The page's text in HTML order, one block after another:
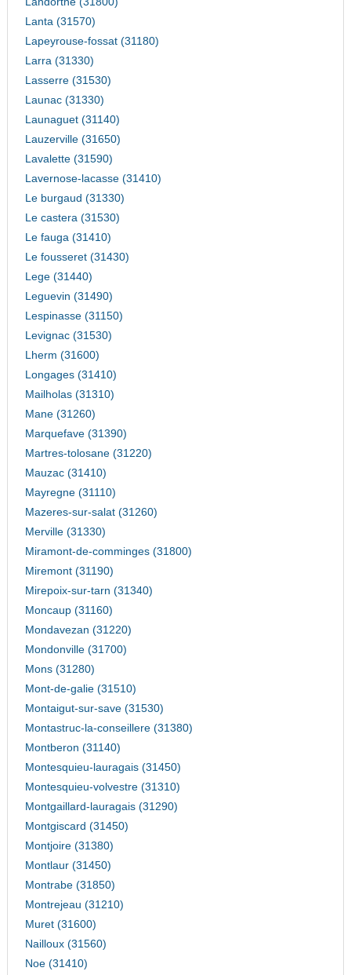
Lanta (31570)
Lapeyrouse-fossat (31180)
Larra (31330)
Lasserre (31530)
Launac (31330)
Launaguet (31140)
Lauzerville (31650)
Lavalette (31590)
Lavernose-lacasse (31410)
Le burgaud (31330)
Le castera (31530)
Le fauga (31410)
Le fousseret (31430)
Lege (31440)
Leguevin (31490)
Lespinasse (31150)
Levignac (31530)
Lherm (31600)
Longages (31410)
Mailholas (31310)
Mane (31260)
Marquefave (31390)
Martres-tolosane (31220)
Mauzac (31410)
Mayregne (31110)
Mazeres-sur-salat (31260)
Merville (31330)
Miramont-de-comminges (31800)
Miremont (31190)
Mirepoix-sur-tarn (31340)
Moncaup (31160)
Mondavezan (31220)
Mondonville (31700)
Mons (31280)
Mont-de-galie (31510)
Montaigut-sur-save (31530)
Montastruc-la-conseillere (31380)
Montberon (31140)
Montesquieu-lauragais (31450)
Montesquieu-volvestre (31310)
Montgaillard-lauragais (31290)
Montgiscard (31450)
Montjoire (31380)
Montlaur (31450)
Montrabe (31850)
Montrejeau (31210)
Muret (31600)
Nailloux (31560)
Noe (31410)